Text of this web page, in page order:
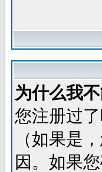
为什么我
您注册过
（如果是
因。如果